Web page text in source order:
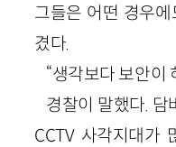
그들은 어떤 경우
겼다.
“생각보다 보안이
경찰이 말했다. 담
CCTV 사각지대가